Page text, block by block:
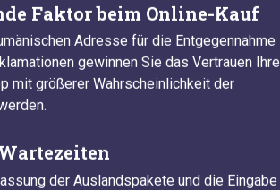
Faktor beim Online-Kauf
Adresse für die Entgegennahme
gewinnen Sie das Vertrauen
mit größerer Wahrscheinlichkeit der
der Auslandspakete und die Eingabe